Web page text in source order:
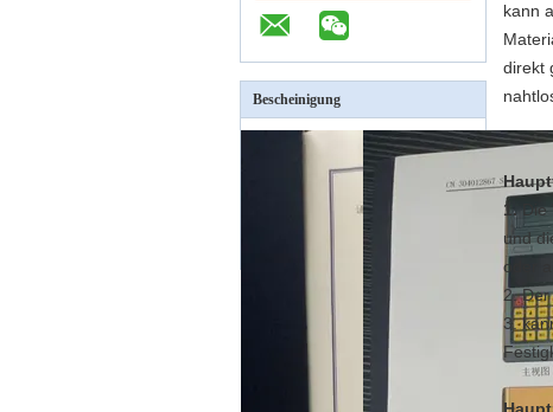
Bescheinigung
kann
direkt
1.
und
oder
2.
3.